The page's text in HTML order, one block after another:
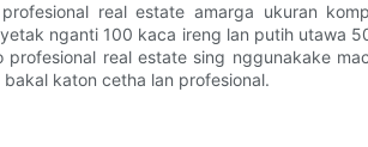
real estate amarga ukuran
nganti 100 kaca ireng lan putih utawa
real estate sing nggunakake
katon cetha lan profesional.